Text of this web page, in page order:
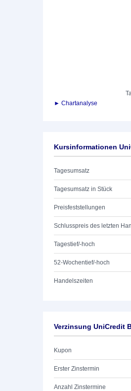
► Chartanalyse
Kursinformationen
Tagesumsatz
Tagesumsatz in Stück
Preisfeststellungen
Schlusspreis des letzten
Tagestief/-hoch
52-Wochentief/-hoch
Handelszeiten
Verzinsung UniCredit
Kupon
Erster Zinstermin
Anzahl Zinstermine